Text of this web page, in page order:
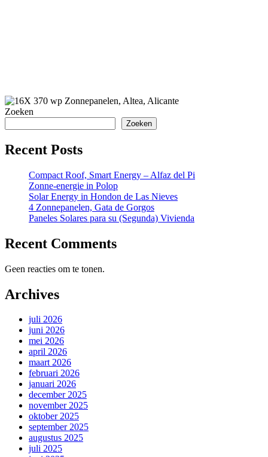
Zoeken
Zoeken
Recent Posts
Compact Roof, Smart Energy – Alfaz del Pi
Zonne-energie in Polop
Solar Energy in Hondon de Las Nieves
4 Zonnepanelen, Gata de Gorgos
Paneles Solares para su (Segunda) Vivienda
Recent Comments
Geen reacties om te tonen.
Archives
juli 2026
juni 2026
mei 2026
april 2026
maart 2026
februari 2026
januari 2026
december 2025
november 2025
oktober 2025
september 2025
augustus 2025
juli 2025